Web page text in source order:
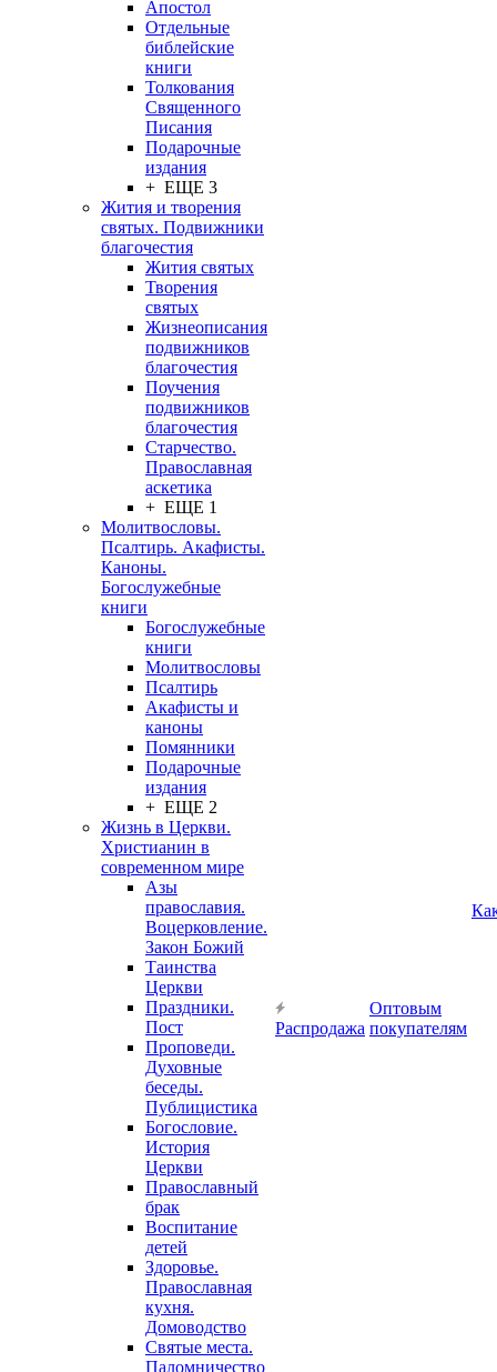
Апостол
Отдельные
библейские
книги
Толкования
Священного
Писания
Подарочные
издания
+ ЕЩЕ 3
Жития и творения
святых. Подвижники
благочестия
Жития святых
Творения
святых
Жизнеописания
подвижников
благочестия
Поучения
подвижников
благочестия
Старчество.
Православная
аскетика
+ ЕЩЕ 1
Молитвословы.
Псалтирь. Акафисты.
Каноны.
Богослужебные
книги
Богослужебные
книги
Молитвословы
Псалтирь
Акафисты и
каноны
Помянники
Подарочные
издания
+ ЕЩЕ 2
Жизнь в Церкви.
Христианин в
современном мире
Азы
православия.
Воцерковление.
Закон Божий
Таинства
Церкви
Праздники.
Пост
Проповеди.
Духовные
беседы.
Публицистика
Богословие.
История
Церкви
Православный
брак
Воспитание
детей
Здоровье.
Православная
кухня.
Домоводство
Святые места.
Паломничество
Распродажа
Оптовым
покупателям